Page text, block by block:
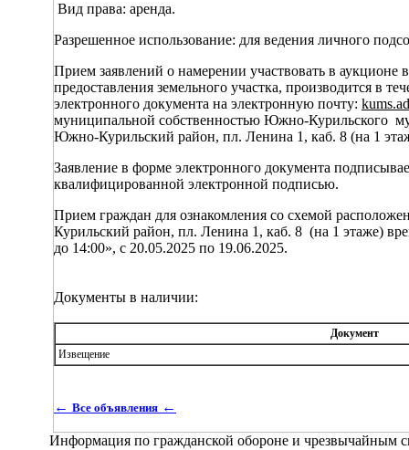
Вид права: аренда.
Разрешенное использование: для ведения личного
Прием заявлений о намерении участвовать в аукционе
предоставления земельного участка, производится в
электронного документа на электронную почту: kums.
муниципальной собственностью Южно-Курильского
Южно-Курильский район, пл. Ленина 1, каб. 8 (на 1
Заявление в форме электронного документа
квалифицированной электронной подписью.
Прием граждан для ознакомления со схемой
Курильский район, пл. Ленина 1, каб. 8 (на 1 этаже)
до 14:00», с 20.05.2025 по 19.06.2025.
Документы в наличии:
Документ
Извещение
← Все объявления ←
Информация по гражданской обороне и чрезвычайным